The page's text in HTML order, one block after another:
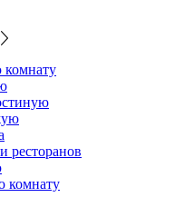
ресторанов
комнату